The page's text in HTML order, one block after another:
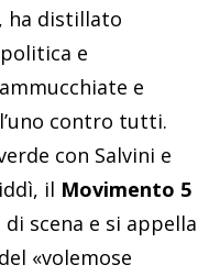
distillato
e
e
contro tutti.
con Salvini e
il Movimento 5
scena e si appella
«volemose